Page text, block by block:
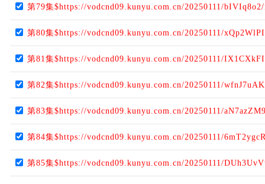
第79集$https://vodcnd09.kunyu.com.cn/20250111/
第80集$https://vodcnd09.kunyu.com.cn/20250111/
第81集$https://vodcnd09.kunyu.com.cn/20250111/
第82集$https://vodcnd09.kunyu.com.cn/20250111/
第83集$https://vodcnd09.kunyu.com.cn/20250111/
第84集$https://vodcnd09.kunyu.com.cn/20250111/
第85集$https://vodcnd09.kunyu.com.cn/20250111/